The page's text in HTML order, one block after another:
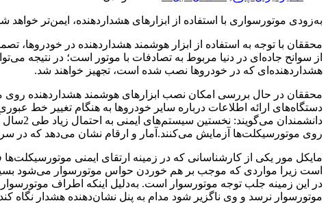
به‌زودی موتورسواری با استفاده از ابزارهای هشدار‌دهنده، ایمن‌تر
محققان با توجه به استفاده از ابزار هوشمند هشدار‌دهنده در خودروها،
از سوانح جاده‌ای در دنیا مربوط به تصادفات با موتور است؛ در نتیجه
هشداردهنده‌ای که در خودروها نصب شده است، تجهیز خواهند شد.
محققان در حال بررسی امکان نصب ابزارهای هوشمند هشدار‌دهنده
دستگاه‌های ارائه اطلاعات درباره سایر خودروها به هنگام تغییر خط
روی موتورسیکلت‌ها آزمایش می‌کنند.آمار و ارقام نشان می‌دهد که در سراسر دنیا تصادفات با
مایکل مور یکی از کارشناسانی که در زمینه ارتقای ایمنی
است زیرا مواردی که موجب بر هم خوردن حواس موتورسوار می‌شود بسیار
در این زمینه جلب توجه موتورسوار است. به‌دلیل اینکه اطراف
موتورسوار نرسد و وی ناگزیر شود مدام به پنل نشان‌دهنده هشدار نگاه